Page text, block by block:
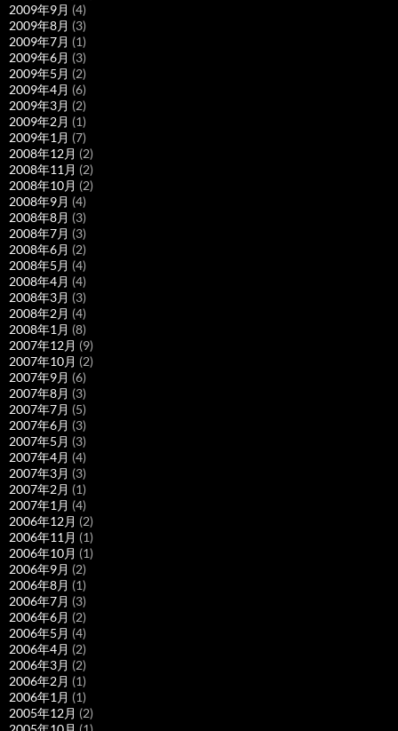
2009年9月 (4)
2009年8月 (3)
2009年7月 (1)
2009年6月 (3)
2009年5月 (2)
2009年4月 (6)
2009年3月 (2)
2009年2月 (1)
2009年1月 (7)
2008年12月 (2)
2008年11月 (2)
2008年10月 (2)
2008年9月 (4)
2008年8月 (3)
2008年7月 (3)
2008年6月 (2)
2008年5月 (4)
2008年4月 (4)
2008年3月 (3)
2008年2月 (4)
2008年1月 (8)
2007年12月 (9)
2007年10月 (2)
2007年9月 (6)
2007年8月 (3)
2007年7月 (5)
2007年6月 (3)
2007年5月 (3)
2007年4月 (4)
2007年3月 (3)
2007年2月 (1)
2007年1月 (4)
2006年12月 (2)
2006年11月 (1)
2006年10月 (1)
2006年9月 (2)
2006年8月 (1)
2006年7月 (3)
2006年6月 (2)
2006年5月 (4)
2006年4月 (2)
2006年3月 (2)
2006年2月 (1)
2006年1月 (1)
2005年12月 (2)